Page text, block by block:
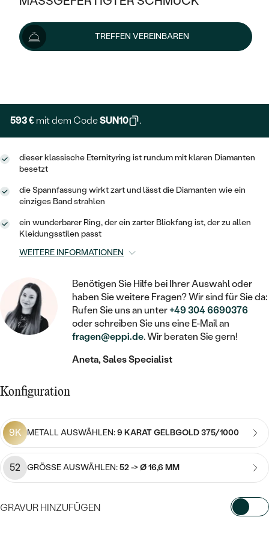
KLASSISCH
MEMOIRE
VINTAGE
AUSSERGEWÖHNLICHE
GEHÄMMERTE
IM SET
GÜNSTIG
LUXURIÖSE
MIT MEHREREN DIAMANTEN
HALO
VINTAGE
IM SET
AUSSERGEWÖHNLICH
GESTALTE EINEN RING
WÄHLE EINEN RING
DIAMANTEN ZUM EINFASSEN
LAB GROWN DIAMANTEN ZUM
EINFASSEN
FARBIGE DIAMANTEN ZUM EINFASSEN
MIT DIAMANT
MIT LAB GROWN DIAMANT
MIT MOISSANIT
MIT FARBIGEN DIAMANTEN
MIT SCHWARZEN DIAMANTEN
AUSVERKAUF
WENN SCHMUCK HILFT
OHRRINGE
ANHÄNGER / KETTEN
ARMBÄNDER
SCHMUCKSET
HERRENSCHMUCK
SCHMUCK FÜR KINDER
BROSCHEN
SCHMUCKZUBEHÖR
NACH MATERIAL
SILBER
PLATIN
NACH STEIN
PLATIN
OHRSTECKER
MINIMALISTISCHE
OHRHÄNGER
SOLITÄR
HERZ
PIERCINGS
MIT EDELSTEIN
PERLENOHRRINGE
NACH PREIS
GOLD
SILBER
NACH STYL
ZUR GEBURT EINES KINDES
PERSONALISIERT
MIT STERNZEICHEN
MINIMALISTISCH
MEDAILLON
KETTEN
HERZKETTEN
MIT DIAMANT
MIT EDELSTEIN
AUSVERKAUF
SILBER
NACH STYL
MINIMALISTISCHE
SIEGELRINGE
PERSONALISIERT
NACH EDELSTEIN
MIT DIAMANT
MIT EDELSTEIN
PERLENRINGE
PREISWERTE
TREFFEN VEREINBAREN
659 €
Wir liefern den Schmuck innerhalb von 3 - 4 Wochen.
Lieferoptionen
593 € mit dem CodeSUN10 .
dieser klassische Eternityring ist rundum mit klaren Diamanten
besetzt
die Spannfassung wirkt zart und lässt die Diamanten wie ein
einziges Band strahlen
ein wunderbarer Ring, der ein zarter Blickfang ist, der zu allen
Kleidungsstilen passt
WEITERE INFORMATIONEN
Benötigen Sie Hilfe bei Ihrer Auswahl oder
haben Sie weitere Fragen? Wir sind für Sie da:
Rufen Sie uns an unter+49 304 6690376
oder schreiben Sie uns eine E-Mail an
fragen@eppi.de. Wir beraten Sie gern!
Aneta, Sales Specialist
Konfiguration
9K METALL AUSWÄHLEN:9 KARAT GELBGOLD 375/1000
52 GRÖSSE AUSWÄHLEN:52 -> Ø 16,6 MM
GRAVUR HINZUFÜGEN